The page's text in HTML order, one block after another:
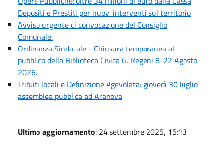
Depositi e Prestiti per nuovi interventi sul territorio
Avviso urgente di convocazione del Consiglio
Comunale.
Ordinanza Sindacale - Chiusura temporanea al
pubblico della Biblioteca Civica G. Regeni 8-22 Agosto
2026.
Tributi locali e Definizione Agevolata: giovedì 30 luglio
assemblea pubblica ad Aranova
Ultimo aggiornamento: 24 settembre 2025, 15:13